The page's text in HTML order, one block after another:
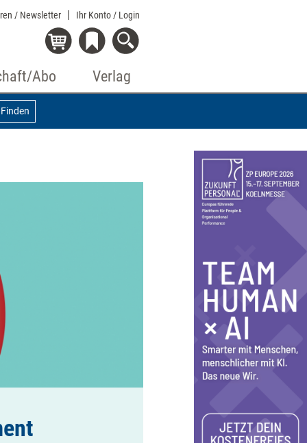
/ Newsletter Ihr Konto / Login
Abo Verlag
Finden